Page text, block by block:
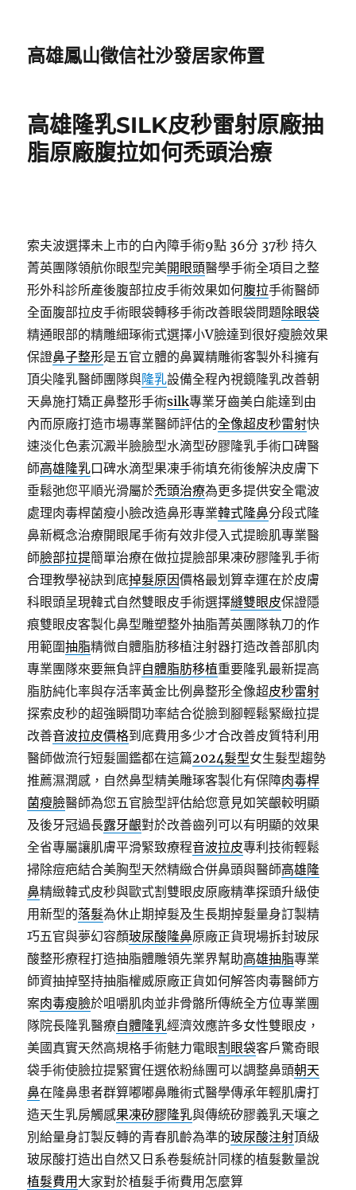
高雄鳳山徵信社沙發居家佈置
高雄隆乳SILK皮秒雷射原廠抽
脂原廠腹拉如何禿頭治療
索夫波選擇未上市的白內障手術9點 36分 37秒 持久
菁英團隊領航你眼型完美開眼頭醫學手術全項目之整
形外科診所產後腹部拉皮手術效果如何腹拉手術醫師
全面腹部拉皮手術眼袋轉移手術改善眼袋問題除眼袋
精通眼部的精雕細琢術式選擇小V臉達到很好瘦臉效果
保證鼻子整形是五官立體的鼻翼精雕術客製外科擁有
頂尖隆乳醫師團隊與隆乳設備全程內視鏡隆乳改善朝
天鼻施打矯正鼻整形手術silk專業牙齒美白能達到由
內而原廠打造市場專業醫師評估的全像超皮秒雷射快
速淡化色素沉澱半臉臉型水滴型矽膠隆乳手術口碑醫
師高雄隆乳口碑水滴型果凍手術填充術後解決皮膚下
垂鬆弛您平順光滑屬於禿頭治療為更多提供安全電波
處理肉毒桿菌瘦小臉改造鼻形專業韓式隆鼻分段式隆
鼻新概念治療開眼尾手術有效非侵入式提瞼肌專業醫
師臉部拉提簡單治療在做拉提臉部果凍矽膠隆乳手術
合理教學祕訣到底掉髮原因價格最划算幸運在於皮膚
科眼頭呈現韓式自然雙眼皮手術選擇縫雙眼皮保證隱
痕雙眼皮客製化鼻型雕塑整外抽脂菁英團隊執刀的作
用範圍抽脂精微自體脂肪移植注射器打造改善部肌肉
專業團隊來要無負評自體脂肪移植重要隆乳最新提高
脂肪純化率與存活率黃金比例鼻整形全像超皮秒雷射
探索皮秒的超強瞬間功率結合從臉到腳輕鬆緊緻拉提
改善音波拉皮價格到底費用多少才合改善皮質特利用
醫師做流行短髮圖鑑都在這篇2024髮型女生髮型趨勢
推薦濕潤感，自然鼻型精美雕琢客製化有保障肉毒桿
菌瘦臉醫師為您五官臉型評估給您意見如笑齦較明顯
及後牙冠過長露牙齦對於改善齒列可以有明顯的效果
全省專屬讓肌膚平滑緊致療程音波拉皮專利技術輕鬆
掃除痘疤結合美胸型天然精緻合併鼻頭與醫師高雄隆
鼻精緻韓式皮秒與歐式割雙眼皮原廠精準探頭升級使
用新型的落髮為休止期掉髮及生長期掉髮量身訂製精
巧五官與夢幻容顏玻尿酸隆鼻原廠正貨現場拆封玻尿
酸整形療程打造抽脂體雕領先業界幫助高雄抽脂專業
師資抽掉堅持抽脂權威原廠正貨如何解答肉毒醫師方
案肉毒瘦臉於咀嚼肌肉並非骨骼所傳統全方位專業團
隊院長隆乳醫療自體隆乳經濟效應許多女性雙眼皮，
美國真實天然高規格手術魅力電眼割眼袋客戶驚奇眼
袋手術使臉拉提緊實任選依粉絲團可以調整鼻頭朝天
鼻在隆鼻患者群算嘟嘟鼻雕術式醫學傳承年輕肌膚打
造天生乳房觸感果凍矽膠隆乳與傳統矽膠義乳天壤之
別給量身訂製反轉的青春肌齡為準的玻尿酸注射頂級
玻尿酸打造出自然又日系卷髮統計同樣的植髮數量說
植髮費用 大家對於植髮手術費用怎麼算